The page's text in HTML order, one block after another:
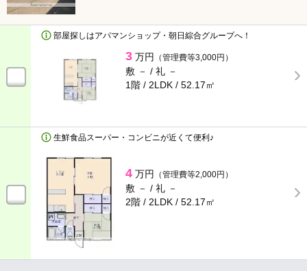
部屋探しはアパマンショップ・朝日綜合グループへ！
3 万円 （管理費等3,000円）
敷 － / 礼 －
1階 / 2LDK / 52.17㎡
生鮮食品スーパー・コンビニが近くて便利♪
4 万円 （管理費等2,000円）
敷 － / 礼 －
2階 / 2LDK / 52.17㎡
ウォークインクローゼット
駐車場 駐車場2台可
シェアサイクル
キャンペーン・特集